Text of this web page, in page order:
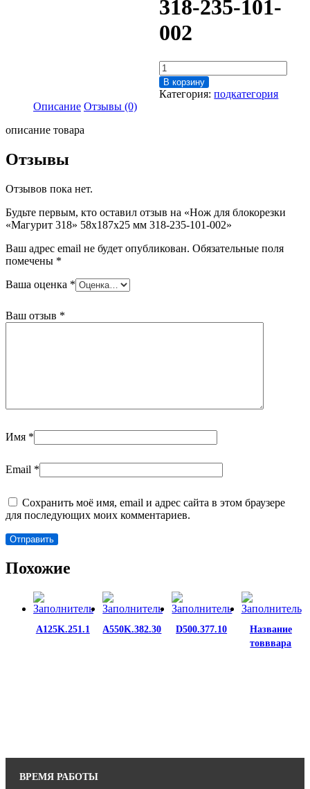
318-235-101-
002
Количество
товара
Нож
002
В корзину
Категория:подкатегория
Описание Отзывы (0)
описание товара
Отзывы
Отзывов пока нет.
Будьте первым, кто оставил отзыв на «Нож для блокорезки
«Магурит 318» 58х187х25 мм 318-235-101-002»
Ваш адрес email не будет опубликован. Обязательные поля
помечены *
Ваша оценка *
Ваш отзыв *
Имя *
Email *
Сохранить моё имя, email и адрес сайта в этом браузере
для последующих моих комментариев.
Похожие
A125K.251.1 A550K.382.30 D500.377.10
Название
товввара
ВРЕМЯ РАБОТЫ